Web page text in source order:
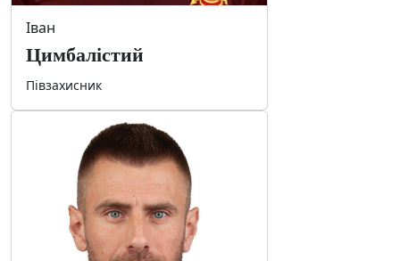
Іван
Цимбалістий
Півзахисник